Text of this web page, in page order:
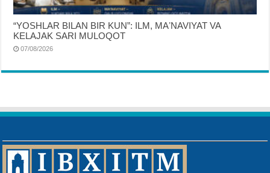
“YOSHLAR BILAN BIR KUN”: ILM, MAʼNAVIYAT VA
KELAJAK SARI MULOQOT
07/08/2026